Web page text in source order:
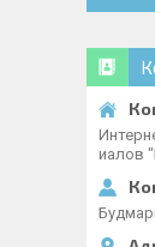
иалов